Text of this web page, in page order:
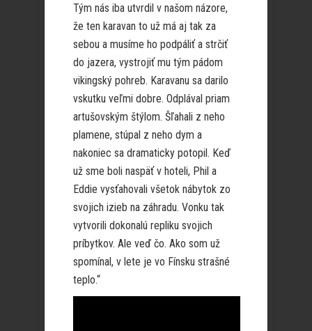
Tým nás iba utvrdil v našom názore,
že ten karavan to už má aj tak za
sebou a musíme ho podpáliť a strčiť
do jazera, vystrojiť mu tým pádom
vikingský pohreb. Karavanu sa darilo
vskutku veľmi dobre. Odplával priam
artušovským štýlom. Šľahali z neho
plamene, stúpal z neho dym a
nakoniec sa dramaticky potopil. Keď
už sme boli naspäť v hoteli, Phil a
Eddie vysťahovali všetok nábytok zo
svojich izieb na záhradu. Vonku tak
vytvorili dokonalú repliku svojich
príbytkov. Ale veď čo. Ako som už
spomínal, v lete je vo Fínsku strašné
teplo.“